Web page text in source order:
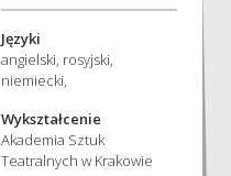
Języki
angielski, rosyjski,
niemiecki,
Wykształcenie
Akademia Sztuk
Teatralnych w Krakowie